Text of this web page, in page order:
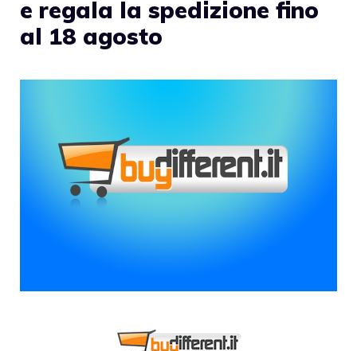
e regala la spedizione fino
al 18 agosto